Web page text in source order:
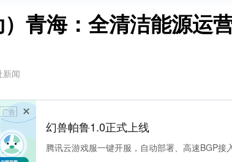
）青海：全清洁能源运
新闻
广告
幻兽帕鲁1.0正式上线
腾讯云游戏服一键开服，自动部署、高速BGP接